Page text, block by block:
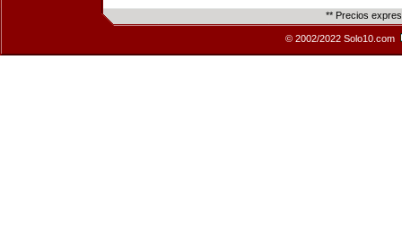
** Precios
© 2002/2022 Solo10.com